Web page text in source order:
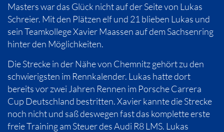
Masters war das Glück nicht auf der Seite von Lukas
Schreier. Mit den Plätzen elf und 21 blieben Lukas und
sein Teamkollege Xavier Maassen auf dem Sachsenring
hinter den Möglichkeiten.
Die Strecke in der Nähe von Chemnitz gehört zu den
schwierigsten im Rennkalender. Lukas hatte dort
bereits vor zwei Jahren Rennen im Porsche Carrera
Cup Deutschland bestritten. Xavier kannte die Strecke
noch nicht und saß deswegen fast das komplette erste
freie Training am Steuer des Audi R8 LMS. Lukas